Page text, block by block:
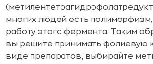
многих людей есть
работу этого фермента. Таким
вы решите принимать фолиевую
виде препаратов, выбирайте